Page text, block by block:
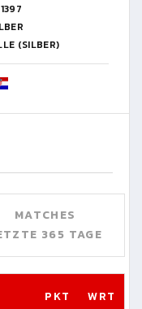
(SILBER)
MATCHES
365 TAGE
PKT WRT